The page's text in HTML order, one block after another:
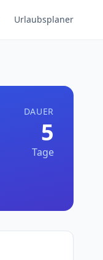
Urlaubsplaner
DAUER
5
Tage